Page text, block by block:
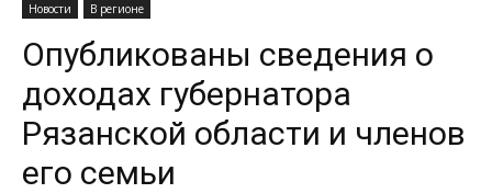
Новости В регионе
Опубликованы сведения о
доходах губернатора
Рязанской области и членов
его семьи